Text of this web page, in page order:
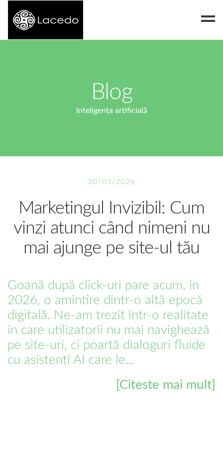
Blog
Inteligența artificială
30/03/2026
Marketingul Invizibil: Cum
vinzi atunci când nimeni nu
mai ajunge pe site-ul tău
Goană după click-uri pare acum, în
2026, o amintire dintr-o altă epocă
digitală. Ne-am trezit într-o realitate
în care utilizatorii nu mai navighează
pe site-uri, ci poartă dialoguri fluide
cu asistenți AI care le...
[Citeste mai mult]